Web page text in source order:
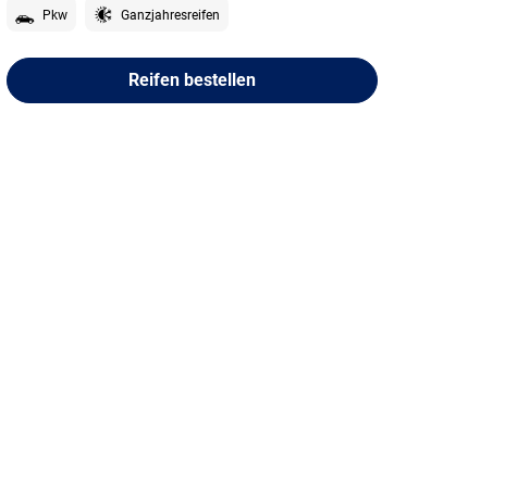
Pkw Ganzjahresreifen
Reifen bestellen